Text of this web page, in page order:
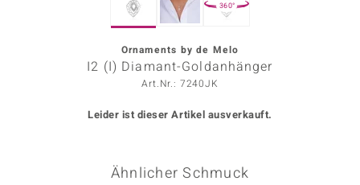
360°
Ornaments by de Melo
I2 (I) Diamant-Goldanhänger
Art.Nr.: 7240JK
Leider ist dieser Artikel ausverkauft.
Ähnlicher Schmuck